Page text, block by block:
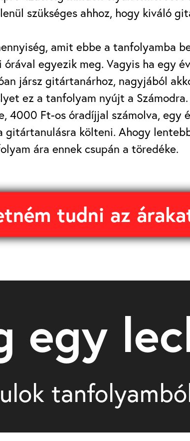
szükséges ahhoz, hogy kiváló
amit ebbe a tanfolyamba
órával egyezik meg. Vagyis ha egy
jársz gitártanárhoz, nagyjából
ez a tanfolyam nyújt a
4000 Ft-os óradíjjal számolva, egy
gitártanulásra költeni. Ahogy
ára ennek csupán a töredéke.
tudni az
egy